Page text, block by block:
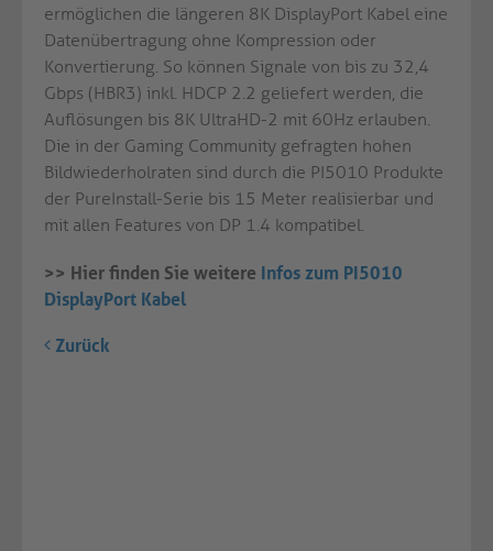
ermöglichen die längeren 8K DisplayPort Kabel eine
Datenübertragung ohne Kompression oder
Konvertierung. So können Signale von bis zu 32,4
Gbps (HBR3) inkl. HDCP 2.2 geliefert werden, die
Auflösungen bis 8K UltraHD-2 mit 60Hz erlauben.
Die in der Gaming Community gefragten hohen
Bildwiederholraten sind durch die PI5010 Produkte
der PureInstall-Serie bis 15 Meter realisierbar und
mit allen Features von DP 1.4 kompatibel.
>> Hier finden Sie weitere Infos zum PI5010
DisplayPort Kabel
Zurück